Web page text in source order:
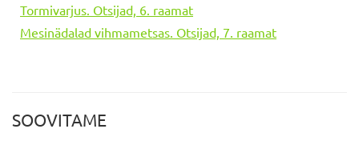
Tormivarjus. Otsijad, 6. raamat
Mesinädalad vihmametsas. Otsijad, 7. raamat
SOOVITAME